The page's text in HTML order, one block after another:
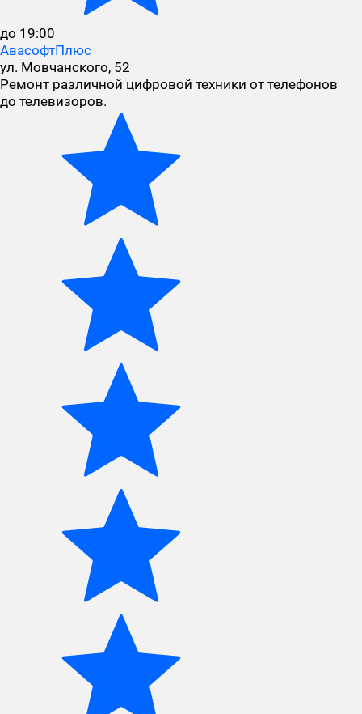
до 19:00
АвасофтПлюс
ул. Мовчанского, 52
Ремонт различной цифровой техники от телефонов
до телевизоров.